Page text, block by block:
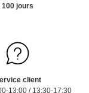
100 jours
client
13:00 / 13:30-17:30